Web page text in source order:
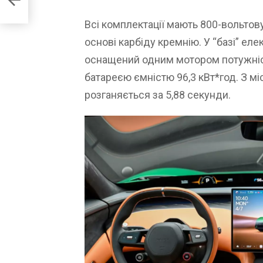
Всі комплектації мають 800-
основі карбіду кремнію. У “базі”
оснащений одним мотором
батареєю ємністю 96,3 кВт*год. З
розганяється за 5,88 секунди.